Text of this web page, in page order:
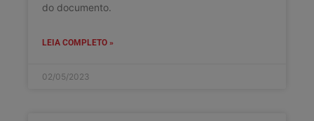
do documento.
LEIA COMPLETO »
02/05/2023